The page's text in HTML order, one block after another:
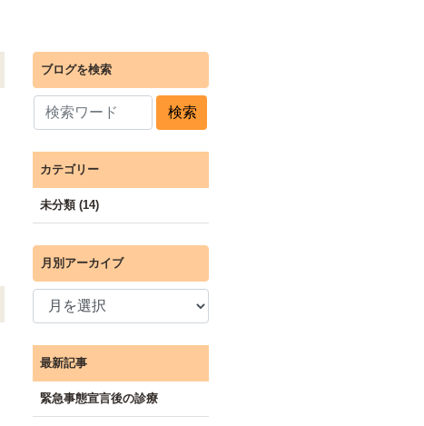
ブログを検索
検索
カテゴリー
未分類 (14)
月別アーカイブ
最新記事
緊急事態宣言後の診療